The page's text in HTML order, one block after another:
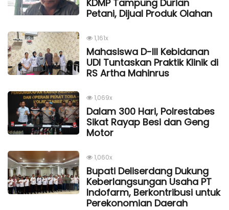
KDMP Tampung Durian
Petani, Dijual Produk Olahan
1,161x
Mahasiswa D-III Kebidanan
UDI Tuntaskan Praktik Klinik di
RS Artha Mahinrus
1,069x
Dalam 300 Hari, Polrestabes
Sikat Rayap Besi dan Geng
Motor
1,060x
Bupati Deliserdang Dukung
Keberlangsungan Usaha PT
Indofarm, Berkontribusi untuk
Perekonomian Daerah